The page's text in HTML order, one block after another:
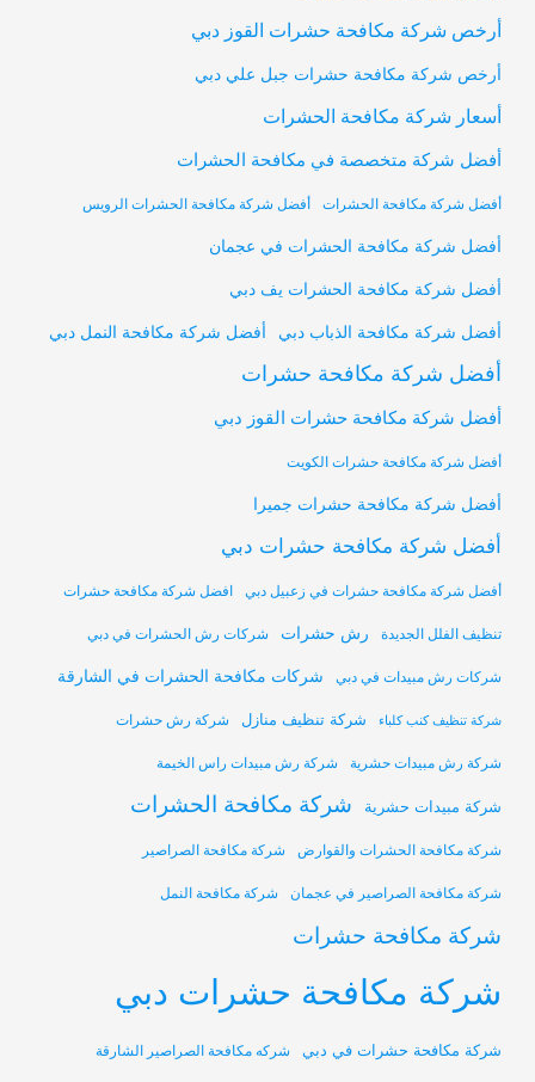
أرخص شركة مكافحة حشرات القوز دبي
أرخص شركة مكافحة حشرات جبل علي دبي
أسعار شركة مكافحة الحشرات
أفضل شركة متخصصة في مكافحة الحشرات
أفضل شركة مكافحة الحشرات أفضل شركة مكافحة الحشرات الرويس
أفضل شركة مكافحة الحشرات في عجمان
أفضل شركة مكافحة الحشرات يف دبي
أفضل شركة مكافحة الذباب دبي أفضل شركة مكافحة النمل دبي
أفضل شركة مكافحة حشرات
أفضل شركة مكافحة حشرات القوز دبي
أفضل شركة مكافحة حشرات الكويت
أفضل شركة مكافحة حشرات جميرا
أفضل شركة مكافحة حشرات دبي
أفضل شركة مكافحة حشرات في زعبيل دبي افضل شركة مكافحة حشرات
تنظيف الفلل الجديدة رش حشرات شركات رش الحشرات في دبي
شركات رش مبيدات في دبي شركات مكافحة الحشرات في الشارقة
شركة تنظيف كنب كلباء شركة تنظيف منازل شركة رش حشرات
شركة رش مبيدات حشرية شركة رش مبيدات راس الخيمة
شركة مبيدات حشرية شركة مكافحة الحشرات
شركة مكافحة الحشرات والقوارض شركة مكافحة الصراصير
شركة مكافحة الصراصير في عجمان شركة مكافحة النمل
شركة مكافحة حشرات
شركة مكافحة حشرات دبي
شركة مكافحة حشرات في دبي شركه مكافحة الصراصير الشارقة